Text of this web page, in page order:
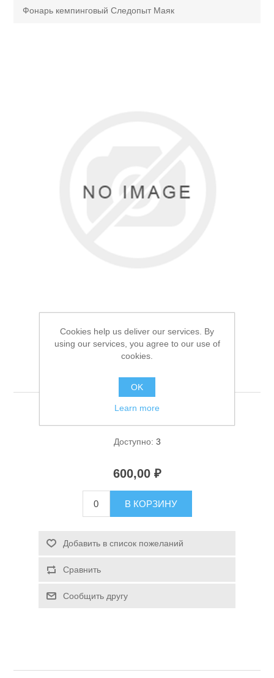
Каталог
Аксессуары для лодок
Спасательные средства
Фонарь кемпинговый Следопыт Маяк
Фонарь кемпинговый
Следопыт Маяк
Фонарь кемпинговый Следопыт Маяк
Доступно: 3
600,00 ₽
В КОРЗИНУ
Добавить в список пожеланий
Сравнить
Сообщить другу
Cookies help us deliver our services. By
using our services, you agree to our use of
cookies.
OK
Learn more